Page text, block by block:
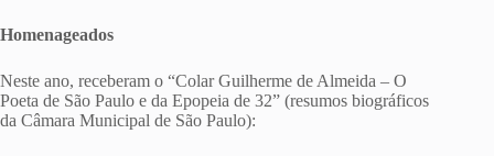
Homenageados
Neste ano, receberam o “Colar Guilherme de Almeida – O
Poeta de São Paulo e da Epopeia de 32” (resumos biográficos
da Câmara Municipal de São Paulo):